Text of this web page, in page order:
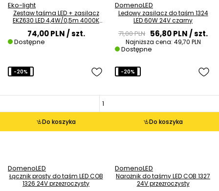
Eko-light
Zestaw taśma LED + zasilacz
EKZ630 LED 4,4W/0,5m 4000K
5m czarna
74,00 PLN/ szt.
Dostępne
DomenoLED
Ledowy zasilacz do taśm 1324
LED 60W 24V czarny
71,00 PLN 56,80 PLN/ szt.
Najniższa cena: 49,70 PLN
Dostępne
Do koszyka
-20%
DomenoLED
Łącznik prosty do taśm LED COB
1326 24V przezroczysty
Do koszyka
-20%
DomenoLED
Narożnik do taśmy LED COB 1327
24V przezroczysty